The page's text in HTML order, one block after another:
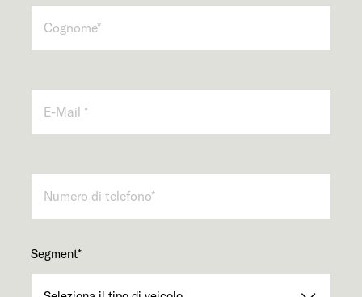
Segment*